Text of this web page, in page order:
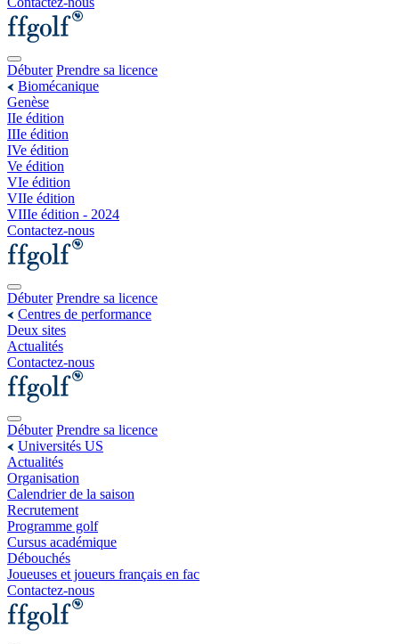
Débuter Prendre sa licence
Biomécanique
Genèse
IIe édition
IIIe édition
IVe édition
Ve édition
VIe édition
VIIe édition
VIIIe édition - 2024
Contactez-nous
Débuter Prendre sa licence
Centres de performance
Deux sites
Actualités
Contactez-nous
Débuter Prendre sa licence
Universités US
Actualités
Organisation
Calendrier de la saison
Recrutement
Programme golf
Cursus académique
Débouchés
Joueuses et joueurs français en fac
Contactez-nous